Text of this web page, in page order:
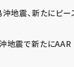
沖地震、新たにピ
沖地震で新たに